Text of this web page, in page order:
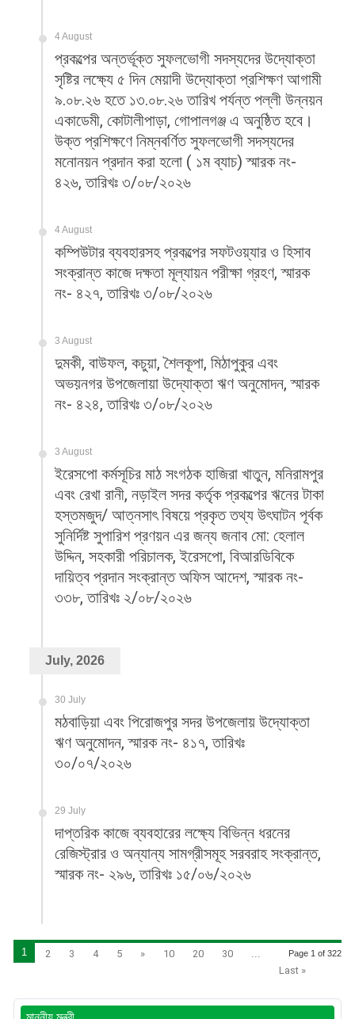
4 August
প্রকল্পের অন্তর্ভূক্ত সুফলভোগী সদস্যদের উদ্যোক্তা
সৃষ্টির লক্ষ্যে ৫ দিন মেয়াদী উদ্যোক্তা প্রশিক্ষণ আগামী
৯.০৮.২৬ হতে ১৩.০৮.২৬ তারিখ পর্যন্ত পল্লী উন্নয়ন
একাডেমী, কোটালীপাড়া, গোপালগঞ্জ এ অনুষ্ঠিত হবে।
উক্ত প্রশিক্ষণে নিম্নবর্ণিত সুফলভোগী সদস্যদের
মনোনয়ন প্রদান করা হলো ( ১ম ব্যাচ) স্মারক নং-
৪২৬, তারিখঃ ৩/০৮/২০২৬
4 August
কম্পিউটার ব্যবহারসহ প্রকল্পের সফটওয়্যার ও হিসাব
সংক্রান্ত কাজে দক্ষতা মূল্যায়ন পরীক্ষা গ্রহণ, স্মারক
নং- ৪২৭, তারিখঃ ৩/০৮/২০২৬
3 August
দুমকী, বাউফল, কচুয়া, শৈলকূপা, মিঠাপুকুর এবং
অভয়নগর উপজেলায়া উদ্যোক্তা ঋণ অনুমোদন, স্মারক
নং- ৪২৪, তারিখঃ ৩/০৮/২০২৬
3 August
ইরেসপো কর্মসূচির মাঠ সংগঠক হাজিরা খাতুন, মনিরামপুর
এবং রেখা রানী, নড়াইল সদর কর্তৃক প্রকল্পের ঋনের টাকা
হস্তমজুদ/ আত্নসাৎ বিষয়ে প্রকৃত তথ্য উৎঘাটন পূর্বক
সুনির্দিষ্ট সুপারিশ প্রণয়ন এর জন্য জনাব মো: হেলাল
উদ্দিন, সহকারী পরিচালক, ইরেসপো, বিআরডিবিকে
দায়িত্ব প্রদান সংক্রান্ত অফিস আদেশ, স্মারক নং-
৩৩৮, তারিখঃ ২/০৮/২০২৬
July, 2026
30 July
মঠবাড়িয়া এবং পিরোজপুর সদর উপজেলায় উদ্যোক্তা
ঋণ অনুমোদন, স্মারক নং- ৪১৭, তারিখঃ
৩০/০৭/২০২৬
29 July
দাপ্তরিক কাজে ব্যবহারের লক্ষ্যে বিভিন্ন ধরনের
রেজিস্ট্রার ও অন্যান্য সামগ্রীসমূহ সরবরাহ সংক্রান্ত,
স্মারক নং- ২৯৬, তারিখঃ ১৫/০৬/২০২৬
Page 1 of 322
1 2 3 4 5 » 10 20 30
...
Last »